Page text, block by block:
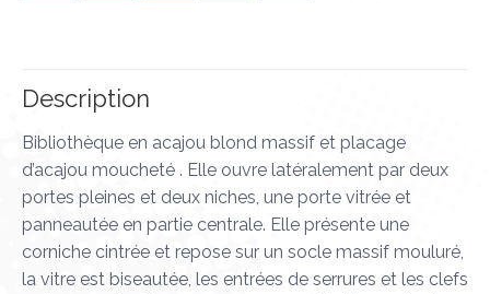
Description
Bibliothèque en acajou blond massif et placage
d’acajou moucheté . Elle ouvre latéralement par deux
portes pleines et deux niches, une porte vitrée et
panneautée en partie centrale. Elle présente une
corniche cintrée et repose sur un socle massif mouluré,
la vitre est biseautée, les entrées de serrures et les clefs